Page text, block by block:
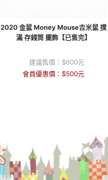
2020 金鼠 Money Mouse吉米鼠 撲
滿 存錢筒 擺飾【已售完】
建議售價： $600元
會員優惠價： $500元